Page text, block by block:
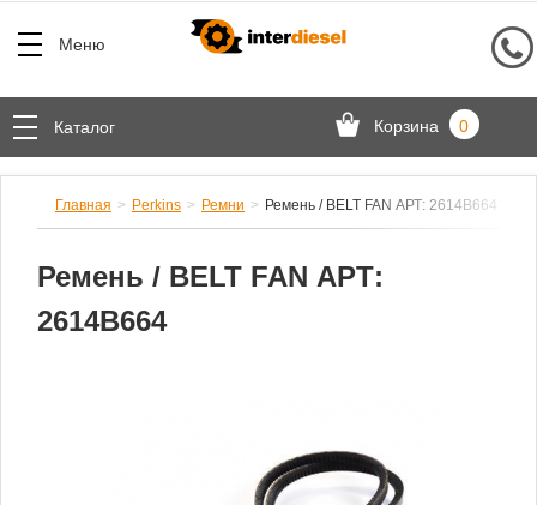
Меню
Каталог Корзина 0
Главная Perkins Ремни Ремень / BELT FAN АРТ: 2614B664
Ремень / BELT FAN АРТ:
2614B664